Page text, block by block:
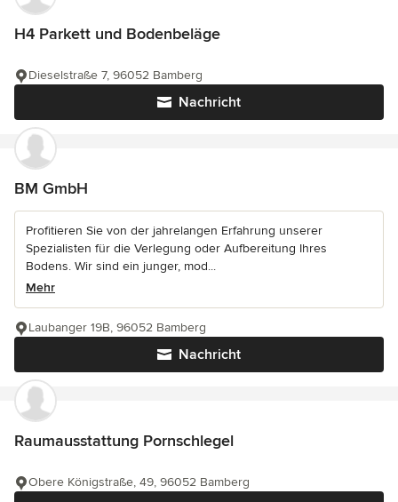
H4 Parkett und Bodenbeläge
Nachricht
Dieselstraße 7, 96052 Bamberg
BM GmbH
Profitieren Sie von der jahrelangen Erfahrung unserer
Spezialisten für die Verlegung oder Aufbereitung Ihres
Bodens. Wir sind ein junger, mod...
Mehr
Nachricht
Laubanger 19B, 96052 Bamberg
Raumausstattung Pornschlegel
Obere Königstraße, 49, 96052 Bamberg